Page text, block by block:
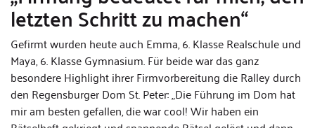
letzten Schritt zu machen“
Gefirmt wurden heute auch Emma, 6. Klasse Realschule und
Maya, 6. Klasse Gymnasium. Für beide war das ganz
besondere Highlight ihrer Firmvorbereitung die Ralley durch
den Regensburger Dom St. Peter: „Die Führung im Dom hat
mir am besten gefallen, die war cool! Wir haben ein